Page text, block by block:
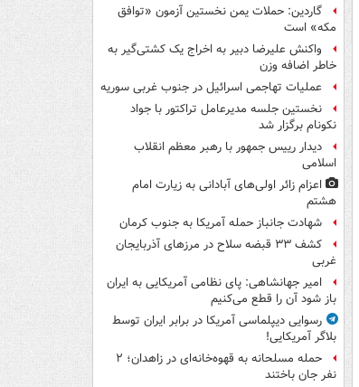
گاردین: حملات یمن نخستین آزمون «توافق
مکه» است
واکنش علیرضا دبیر به اخراج یک کشتی‌گیر به
خاطر اضافه وزن
عملیات تهاجمی اسرائیل در جنوب غربی سوریه
نخستین جلسه مدیرعامل تراکتور با جواد
نکونام برگزار شد
دیدار رییس جمهور با رهبر معظم انقلاب
اسلامی
اعزام زائر اولی‌های آبادانی به زیارت امام
هشتم
شهادت جانباز حمله آمریکا به جنوب کرمان
کشف ۳۳ قبضه سلاح در مرزهای آذربایجان
غربی
امیر جهانشاهی: پای نظامی آمریکایی به ایران
باز شود آن را قطع می‌کنیم
رسوایی دیپلماسی آمریکا در برابر ایران توسط
بلاگر آمریکایی!
حمله مسلحانه به قهوه‌خانه‌ای در زاهدان؛ ۲
نفر جان باختند